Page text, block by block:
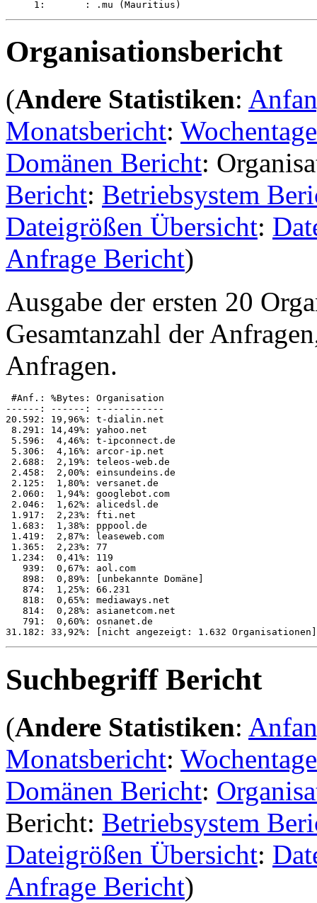
Organisationsbericht
(Andere Statistiken:
Monatsbericht:
Domänen Bericht:
Bericht: Betriebsystem
Dateigrößen Übersicht:
Anfrage Bericht)
Ausgabe der ersten 20
Gesamtanzahl der
Anfragen.
#Anf.: %Bytes: Organisation
------: ------: ------------
20.592: 19,96%: t-dialin.net
8.291: 14,49%: yahoo.net
5.596:  4,46%: t-ipconnect.de
5.306:  4,16%: arcor-ip.net
2.688:  2,19%: teleos-web.de
2.458:  2,00%: einsundeins.de
2.125:  1,80%: versanet.de
2.060:  1,94%: googlebot.com
2.046:  1,62%: alicedsl.de
1.917:  2,23%: fti.net
1.683:  1,38%: pppool.de
1.419:  2,87%: leaseweb.com
1.365:  2,23%: 77
1.234:  0,41%: 119
   939:  0,67%: aol.com
   898:  0,89%: [unbekannte Domäne]
   874:  1,25%: 66.231
   818:  0,65%: mediaways.net
   814:  0,28%: asianetcom.net
   791:  0,60%: osnanet.de
Suchbegriff Bericht
(Andere Statistiken:
Monatsbericht:
Domänen Bericht:
Bericht: Betriebsystem
Dateigrößen Übersicht:
Anfrage Bericht)